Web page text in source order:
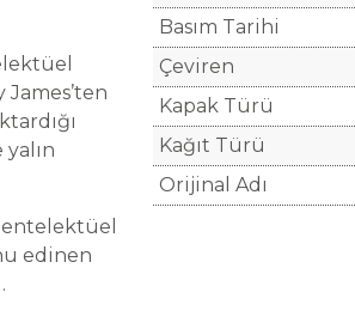
edinen
Basım Tarihi
Çeviren
Kapak Türü
Kağıt Türü
Orijinal Adı